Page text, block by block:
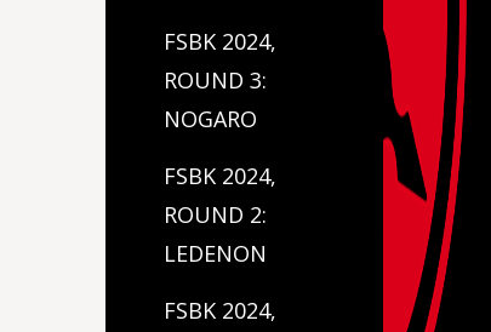
FSBK 2024,
ROUND 3:
NOGARO
FSBK 2024,
ROUND 2:
LEDENON
FSBK 2024,